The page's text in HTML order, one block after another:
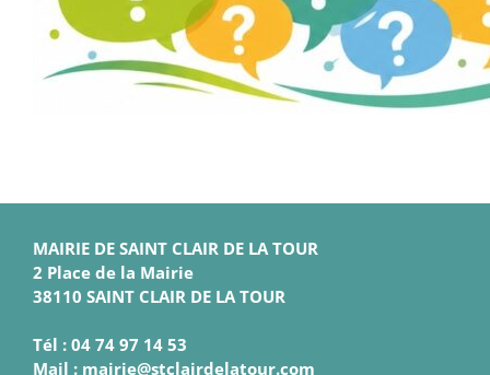
MAIRIE DE SAINT CLAIR DE LA TOUR
2 Place de la Mairie
38110 SAINT CLAIR DE LA TOUR
Tél : 04 74 97 14 53
Mail : mairie@stclairdelatour.com